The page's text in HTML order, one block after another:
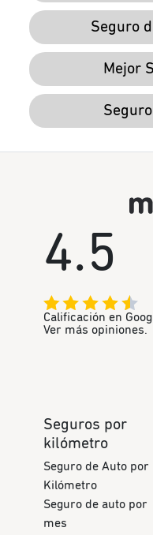
Seguro
Mejor
4.5
Calificación en
Ver más opiniones.
Seguros por
kilómetro
Seguro de Auto por
Kilómetro
Seguro de auto por
mes